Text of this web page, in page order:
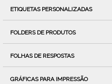
ETIQUETAS PERSONALIZADAS
FOLDERS DE PRODUTOS
FOLHAS DE RESPOSTAS
GRÁFICAS PARA IMPRESSÃO